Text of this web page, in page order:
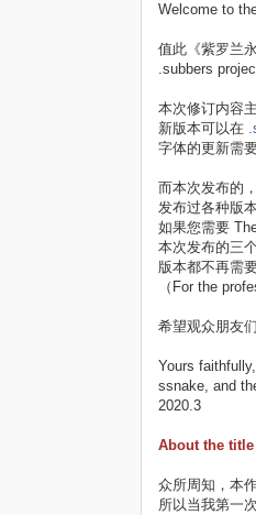
Welcome to
值此《紫罗兰
.subbers
本次修订内容
新版本可以在
字体的更新需
而本次发布的
发布过各种版
如果您需要
本次发布的三
版本都不再需
（For the
希望观众朋友
Yours faithfully,
ssnake, and
2020.3
About the title
众所周知，本
所以当我第一